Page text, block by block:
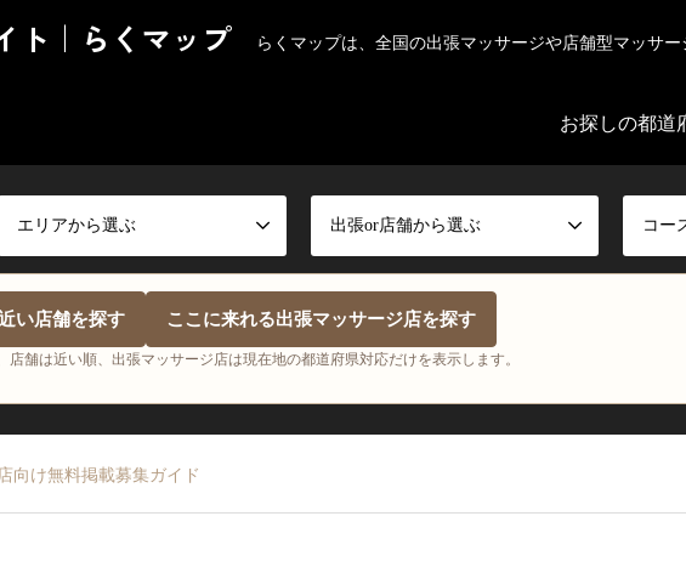
ト｜らくマップ らくマップは、全国の出張マッサージや店舗型マッサ
お探しの都道
エリアから選ぶ 出張or店舗から選ぶ コー
い店舗を探す ここに来れる出張マッサージ店を探す
店舗は近い順、出張マッサージ店は現在地の都道府県対応だけを表示します。
向け無料掲載募集ガイド